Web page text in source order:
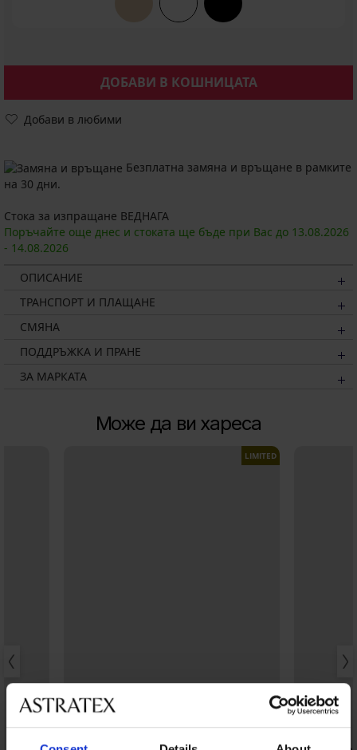
ДОБАВИ В КОШНИЦАТА
Добави в любими
Безплатна замяна и връщане в рамките
на 30 дни.
Стока за изпращане ВЕДНАГА
Поръчайте още днес и стоката ще бъде при Вас до 13.08.2026
- 14.08.2026
ОПИСАНИЕ
ТРАНСПОРТ И ПЛАЩАНЕ
СМЯНА
ПОДДРЪЖКА И ПРАНЕ
ЗА МАРКАТА
Може да ви хареса
LIMITED